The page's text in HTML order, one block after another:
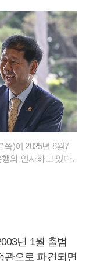
)이 2025년 8월7
와 인사하고 있다.
년 1월 출범
관으로 파견되면